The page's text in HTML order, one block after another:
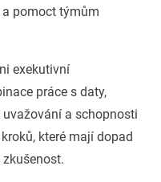
pomoct týmům
exekutivní
práce s daty,
a schopnosti
které mají dopad